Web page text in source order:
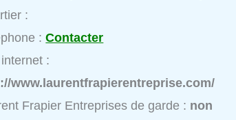
:
:Contacter
:
www.laurentfrapierentreprise.com/
Frapier Entreprises de garde : non